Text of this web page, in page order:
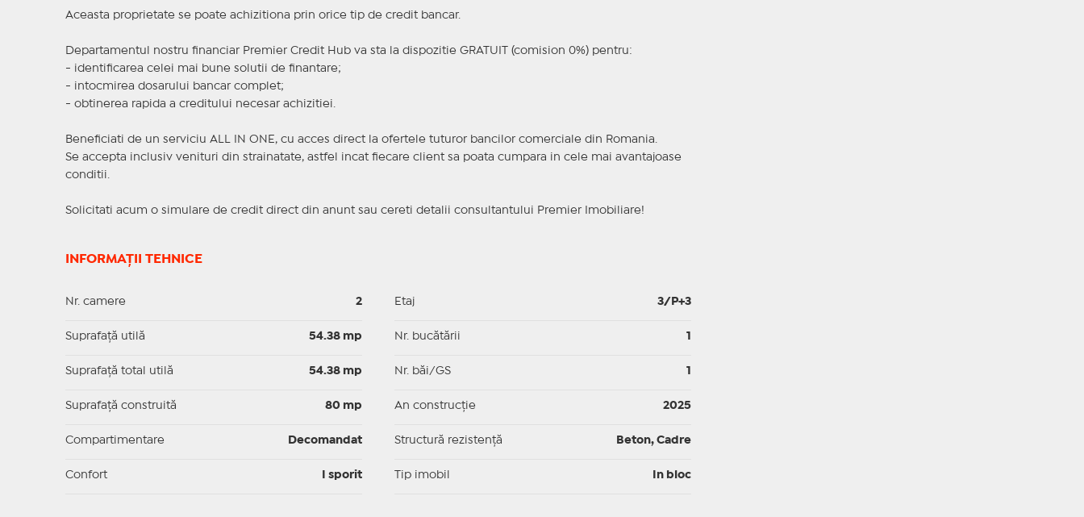
Aceasta proprietate se poate achizitiona prin orice tip de credit bancar.
Departamentul nostru financiar Premier Credit Hub va sta la dispozitie GRATUIT (comision 0%) pentru:
- identificarea celei mai bune solutii de finantare;
- intocmirea dosarului bancar complet;
- obtinerea rapida a creditului necesar achizitiei.
Beneficiati de un serviciu ALL IN ONE, cu acces direct la ofertele tuturor bancilor comerciale din Romania.
Se accepta inclusiv venituri din strainatate, astfel incat fiecare client sa poata cumpara in cele mai avantajoase
conditii.
Solicitati acum o simulare de credit direct din anunt sau cereti detalii consultantului Premier Imobiliare!
INFORMAȚII TEHNICE
Nr. camere 2
Suprafaţă utilă 54.38 mp
Suprafaţă total utilă 54.38 mp
Suprafaţă construită 80 mp
Compartimentare Decomandat
Confort I sporit
Etaj 3/P+3
Nr. bucătării
Nr. băi/GS
An construcție 2025
Structură rezistență Beton, Cadre
Tip imobil In bloc